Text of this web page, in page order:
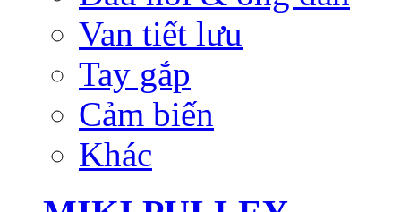
Van tiết lưu
Tay gắp
Cảm biến
Khác